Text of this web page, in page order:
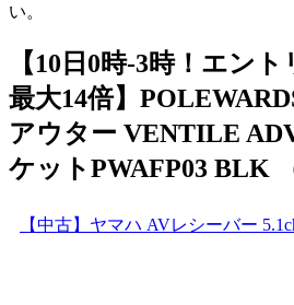
い。
【10日0時-3時！エン
最大14倍】
アウター VENTILE
ケットPWAFP03 BLK
【中古】ヤマハ AVレシーバー